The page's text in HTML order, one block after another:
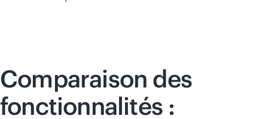
Comparaison des
fonctionnalités :